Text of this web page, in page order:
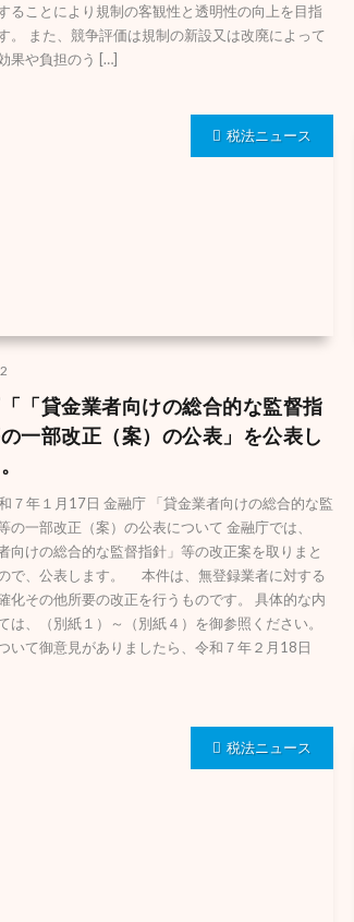
ることにより規制の客観性と透明性の向上を目指
。 また、競争評価は規制の新設又は改廃によって
果や負担のう […]
税法ニュース
「貸金業者向けの総合的な監督指
一部改正（案）の公表」を公表し
７年１月17日 金融庁 「貸金業者向けの総合的な監
の一部改正（案）の公表について 金融庁では、
向けの総合的な監督指針」等の改正案を取りまと
で、公表します。 本件は、無登録業者に対する
化その他所要の改正を行うものです。 具体的な内
は、（別紙１）～（別紙４）を御参照ください。
いて御意見がありましたら、令和７年２月18日
税法ニュース